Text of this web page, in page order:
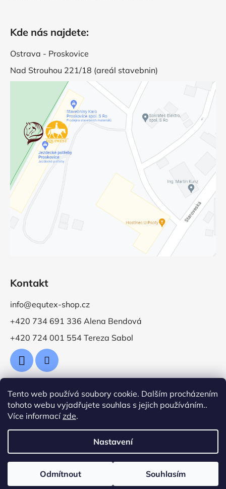
Tento web používá soubory cookie. Dalším procházením
tohoto webu vyjadřujete souhlas s jejich používáním..
Více informacízde.
Nastavení
Odmítnout Souhlasím
Kde nás najdete:
Ostrava - Proskovice
Nad Strouhou 221/18 (areál stavebnin)
Kontakt
info@equtex-shop.cz
+420 734 691 336 Alena Bendová
+420 724 001 554 Tereza Sabol
Přijímáme online platby
Vytvořil Shoptet
Copyright 2026Jezdecké potřeby EquTex. Všechna